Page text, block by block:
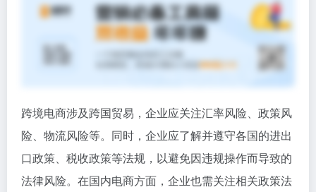
跨境电商涉及跨国贸易，企业应关注汇率风险、政策风
险、物流风险等。同时，企业应了解并遵守各国的进出
口政策、税收政策等法规，以避免因违规操作而导致的
法律风险。在国内电商方面，企业也需关注相关政策法